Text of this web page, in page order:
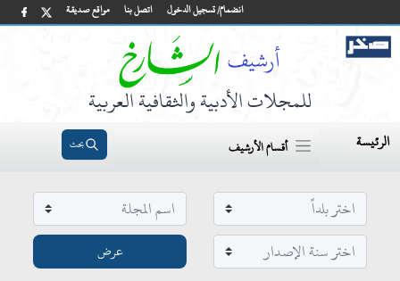
مواقع صديقة اتصل بنا انضمام/ تسجيل الدخول
للمجلات الأدبية والثقافية العربية
الرئيسة أقسام الأرشيف بحث